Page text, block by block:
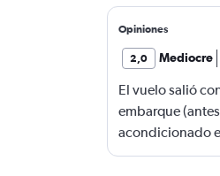
Opiniones
2,0 Mediocre
El vuelo salió
embarque
acondicionado
de dirigirse a